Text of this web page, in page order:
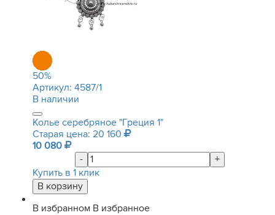
50%
Артикул: 4587/1
В наличии
Колье серебряное "Греция 1"
Старая цена: 20 160
10 080
-
+
Купить в 1 клик
В избранном В избранное